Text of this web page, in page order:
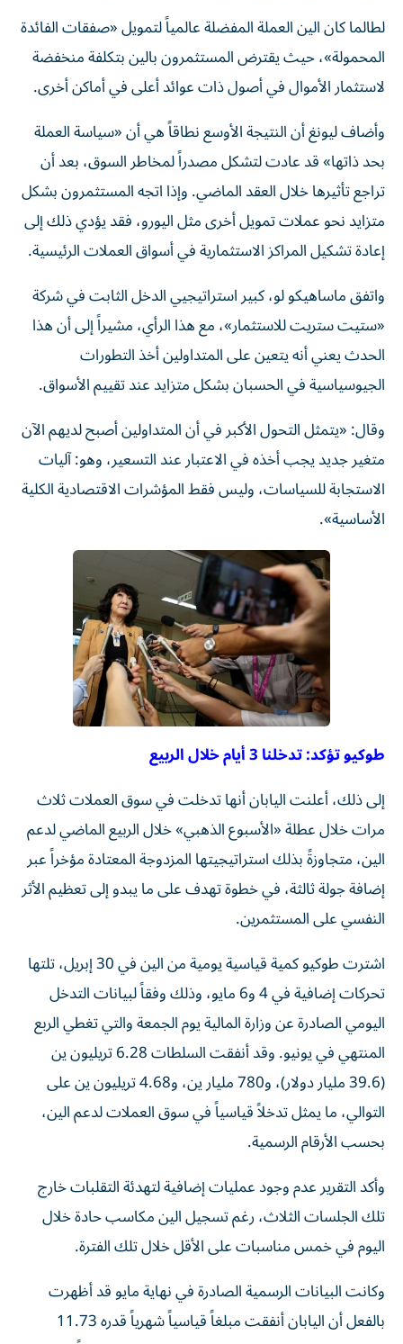
لطالما كان الين العملة المفضلة عالمياً لتمويل «صفقات الفائدة
المحمولة»، حيث يقترض المستثمرون بالين بتكلفة منخفضة
لاستثمار الأموال في أصول ذات عوائد أعلى في أماكن أخرى.
وأضاف ليونغ أن النتيجة الأوسع نطاقاً هي أن «سياسة العملة
بحد ذاتها» قد عادت لتشكل مصدراً لمخاطر السوق، بعد أن
تراجع تأثيرها خلال العقد الماضي. وإذا اتجه المستثمرون بشكل
متزايد نحو عملات تمويل أخرى مثل اليورو، فقد يؤدي ذلك إلى
إعادة تشكيل المراكز الاستثمارية في أسواق العملات الرئيسية.
واتفق ماساهيكو لو، كبير استراتيجيي الدخل الثابت في شركة
«ستيت ستريت للاستثمار»، مع هذا الرأي، مشيراً إلى أن هذا
الحدث يعني أنه يتعين على المتداولين أخذ التطورات
الجيوسياسية في الحسبان بشكل متزايد عند تقييم الأسواق.
وقال: «يتمثل التحول الأكبر في أن المتداولين أصبح لديهم الآن
متغير جديد يجب أخذه في الاعتبار عند التسعير، وهو: آليات
الاستجابة للسياسات، وليس فقط المؤشرات الاقتصادية الكلية
الأساسية».
طوكيو تؤكد: تدخلنا 3 أيام خلال الربيع
إلى ذلك، أعلنت اليابان أنها تدخلت في سوق العملات ثلاث
مرات خلال عطلة «الأسبوع الذهبي» خلال الربيع الماضي لدعم
الين، متجاوزةً بذلك استراتيجيتها المزدوجة المعتادة مؤخراً عبر
إضافة جولة ثالثة، في خطوة تهدف على ما يبدو إلى تعظيم الأثر
النفسي على المستثمرين.
اشترت طوكيو كمية قياسية يومية من الين في 30 إبريل، تلتها
تحركات إضافية في 4 و6 مايو، وذلك وفقاً لبيانات التدخل
اليومي الصادرة عن وزارة المالية يوم الجمعة والتي تغطي الربع
المنتهي في يونيو. وقد أنفقت السلطات 6.28 تريليون ين
(39.6 مليار دولار)، و780 مليار ين، و4.68 تريليون ين على
التوالي، ما يمثل تدخلاً قياسياً في سوق العملات لدعم الين،
بحسب الأرقام الرسمية.
وأكد التقرير عدم وجود عمليات إضافية لتهدئة التقلبات خارج
تلك الجلسات الثلاث، رغم تسجيل الين مكاسب حادة خلال
اليوم في خمس مناسبات على الأقل خلال تلك الفترة.
وكانت البيانات الرسمية الصادرة في نهاية مايو قد أظهرت
بالفعل أن اليابان أنفقت مبلغاً قياسياً شهرياً قدره 11.73